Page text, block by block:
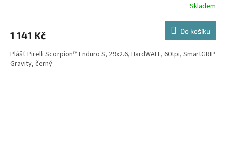
Skladem
1 141 Kč Do košíku
Plášť Pirelli Scorpion™ Enduro S, 29x2.6, HardWALL, 60tpi, SmartGRIP
Gravity, černý